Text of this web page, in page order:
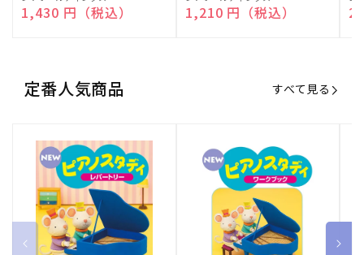
売
元:
通常価格
1,430 円（税込）
売
元:
通常価格
1,210 円（税込）
売
元:
定番人気商品 すべて見る